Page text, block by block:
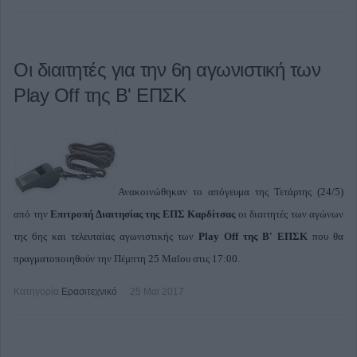
Οι διαιτητές για την 6η αγωνιστική των
Play Off της Β' ΕΠΣΚ
Ανακοινώθηκαν το απόγευμα της Τετάρτης (24/5)
από τηνΕπιτροπή Διαιτησίας της ΕΠΣ Καρδίτσαςοι διαιτητές των αγώνων
της 6ης και τελευταίας αγωνιστικής των Play Off της Β' ΕΠΣΚ που θα
πραγματοποιηθούν την Πέμπτη 25 Μαΐου στις 17:00.
Κατηγορία Ερασιτεχνικό 25 Μαϊ 2017